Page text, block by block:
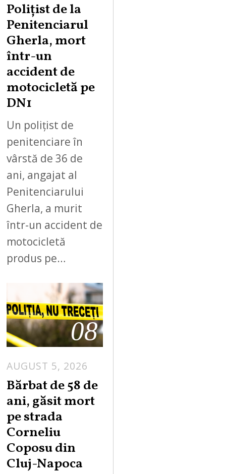
Polițist de la
Penitenciarul
Gherla, mort
într-un
accident de
motocicletă pe
DN1
Un polițist de
penitenciare în
vârstă de 36 de
ani, angajat al
Penitenciarului
Gherla, a murit
într-un accident de
motocicletă
produs pe…
08
AUGUST 5, 2026
Bărbat de 58 de
ani, găsit mort
pe strada
Corneliu
Coposu din
Cluj-Napoca